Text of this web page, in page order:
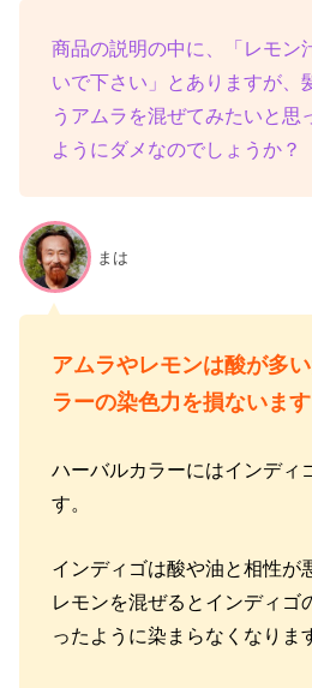
商品の説明の中に、「レモン
いで下さい」とありますが、
うアムラを混ぜてみたいと思
ようにダメなのでしょうか？
まは
アムラやレモンは酸が多
ラーの染色力を損ないます
ハーバルカラーにはインディ
す。
インディゴは酸や油と相性が
レモンを混ぜるとインディゴ
ったように染まらなくなりま